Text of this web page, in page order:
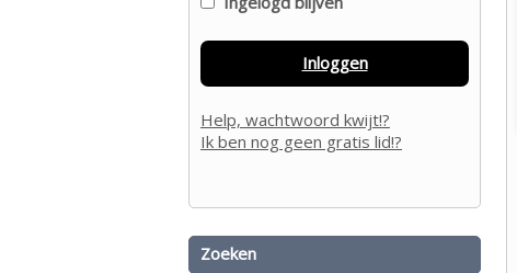
Inloggen
Help, wachtwoord kwijt!?
Ik ben nog geen gratis lid!?
Zoeken